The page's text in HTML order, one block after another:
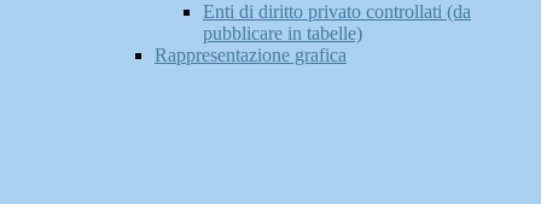
Enti di diritto privato controllati (da
pubblicare in tabelle)
Rappresentazione grafica